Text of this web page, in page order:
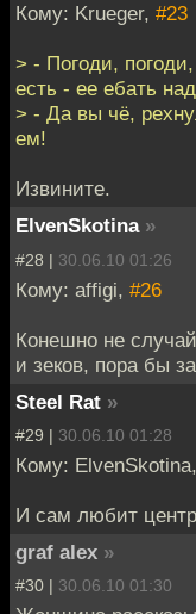
Кому: Krueger, #23
> - Погоди,
есть - ее ебать
> - Да вы чё,
ем!
Извините.
ElvenSkotina »
#28 | 30.06.10 01:26
Кому: affigi, #26
Конешно не
и зеков, пора бы
Steel Rat »
#29 | 30.06.10 01:28
Кому: ElvenSkotina,
И сам любит
graf alex »
#30 | 30.06.10 01:30